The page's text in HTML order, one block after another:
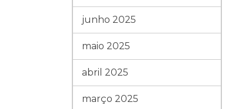
junho 2025
maio 2025
abril 2025
março 2025